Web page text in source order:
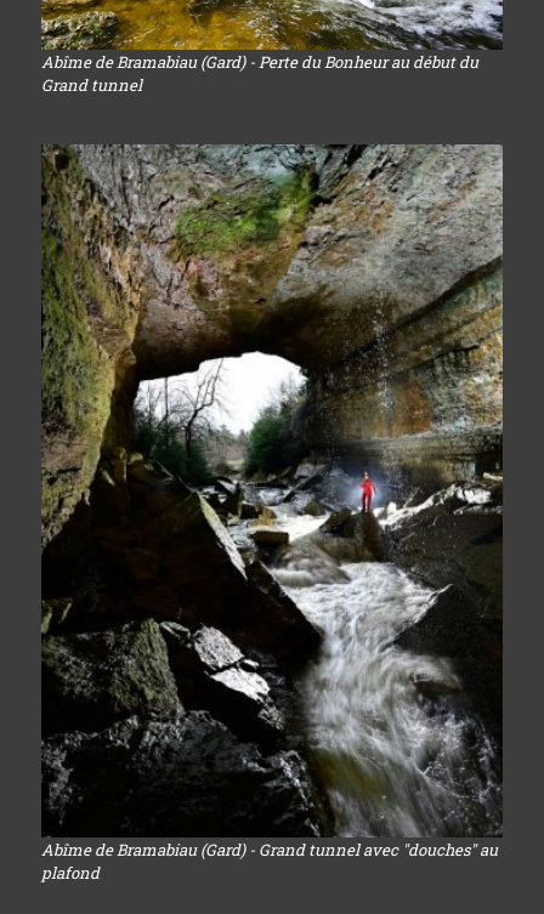
Abîme de Bramabiau (Gard) - Perte du Bonheur au début du
Grand tunnel
Abîme de Bramabiau (Gard) - Grand tunnel avec "douches" au
plafond